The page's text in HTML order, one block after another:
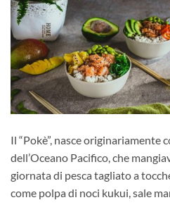
Il “Pokè”, nasce originariamente
dell’Oceano Pacifico, che
giornata di pesca tagliato a
come polpa di noci kukui, sale